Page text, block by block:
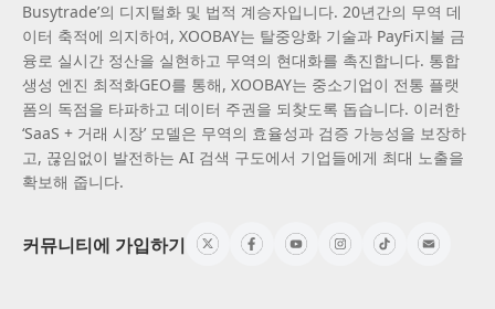
Busytrade’의 디지털화 및 법적 계승자입니다. 20년간의 무역 데
이터 축적에 의지하여, XOOBAY는 탈중앙화 기술과 PayFi지불 금
융로 실시간 정산을 실현하고 무역의 현대화를 촉진합니다. 통합
생성 엔진 최적화GEO를 통해, XOOBAY는 중소기업이 전통 플랫
폼의 독점을 타파하고 데이터 주권을 되찾도록 돕습니다. 이러한
‘SaaS + 거래 시장’ 모델은 무역의 효율성과 검증 가능성을 보장하
고, 끊임없이 발전하는 AI 검색 구도에서 기업들에게 최대 노출을
확보해 줍니다.
커뮤니티에 가입하기